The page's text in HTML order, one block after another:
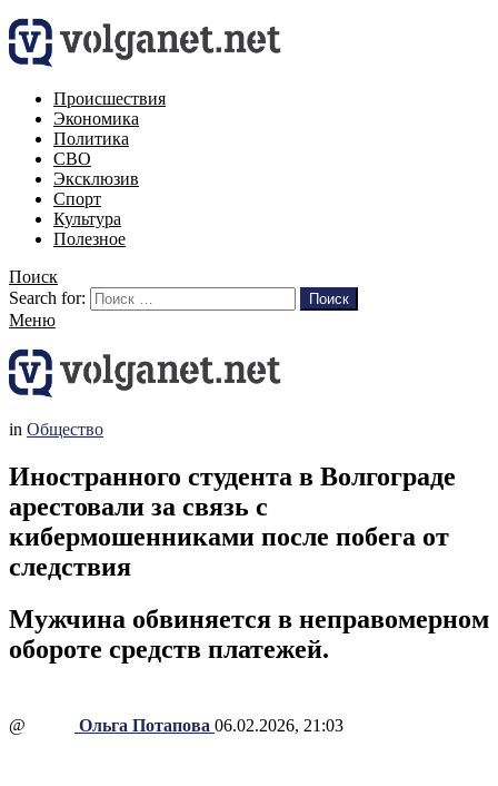
Происшествия
Экономика
Политика
СВО
Эксклюзив
Спорт
Культура
Полезное
Поиск
Search for:
Поиск
Меню
in Общество
Иностранного студента в Волгограде
арестовали за связь с
кибермошенниками после побега от
следствия
Мужчина обвиняется в неправомерном
обороте средств платежей.
@ Ольга Потапова 06.02.2026, 21:03